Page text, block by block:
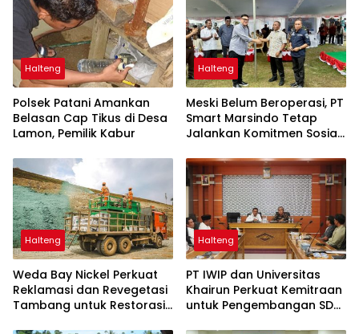
Halteng
Polsek Patani Amankan
Belasan Cap Tikus di Desa
Lamon, Pemilik Kabur
Halteng
Meski Belum Beroperasi, PT
Smart Marsindo Tetap
Jalankan Komitmen Sosial
Halteng
Weda Bay Nickel Perkuat
Reklamasi dan Revegetasi
Tambang untuk Restorasi
Halteng
PT IWIP dan Universitas
Khairun Perkuat Kemitraan
untuk Pengembangan SDM